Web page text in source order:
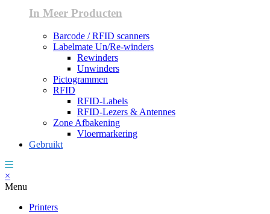
In Meer Producten
Barcode / RFID scanners
Labelmate Un/Re-winders
Rewinders
Unwinders
Pictogrammen
RFID
RFID-Labels
RFID-Lezers & Antennes
Zone Afbakening
Vloermarkering
Gebruikt
×
Menu
Printers